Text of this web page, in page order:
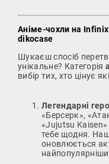
Аніме-чохли на Infinix
dikocase
Шукаєш спосіб
унікальне? Категорія
вибір тих, хто цінує
Легендарні
«Берсерк»,
«Jujutsu
тебе щодня.
оновлюється